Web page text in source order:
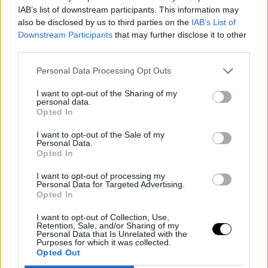
IAB’s list of downstream participants. This information may
also be disclosed by us to third parties on the IAB’s List of
Downstream Participants that may further disclose it to other
Personal Data Processing Opt Outs
I want to opt-out of the Sharing of my
personal data.
Opted In
I want to opt-out of the Sale of my
Personal Data.
Opted In
I want to opt-out of processing my
Personal Data for Targeted Advertising.
Opted In
I want to opt-out of Collection, Use,
Retention, Sale, and/or Sharing of my
Personal Data that Is Unrelated with the
Purposes for which it was collected.
Opted Out
LEBRON JAMES
franquicia favorita para fichar a
Lebron James
La franquicia de Florida se erige en la
indiscutible favorita para hacerse con los